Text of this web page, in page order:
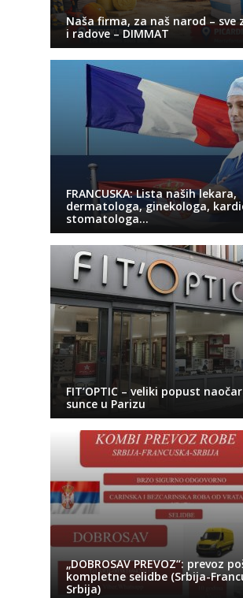
Naša firma, za naš narod – sve
i radove – DIMMAT
FRANCUSKA: Lista naših lekara,
dermatologa, ginekologa,
stomatologa…
FIT’OPTIC – veliki popust
sunce u Parizu
„DOBROSAV PREVOZ“: prevoz
kompletne selidbe (Srbija-
Srbija)